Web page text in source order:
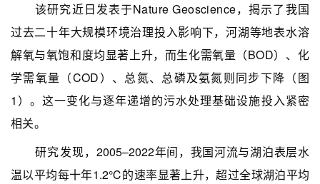
该研究近日发表于Nature Geoscience，揭示了我国
过去二十年大规模环境治理投入影响下，河湖等地表水溶
解氧与氧饱和度均显著上升，而生化需氧量（BOD）、化
学需氧量（COD）、总氮、总磷及氨氮则同步下降（图
1）。这一变化与逐年递增的污水处理基础设施投入紧密
相关。
研究发现， 2005–2022年间，我国河流与湖泊表层水
温以平均每十年1.2℃的速率显著上升，超过全球湖泊平均